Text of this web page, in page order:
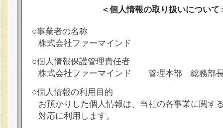
＜個人情報の取り扱いについて
○事業者の名称
株式会社ファーマインド
○個人情報保護管理責任者
株式会社ファーマインド 管理本部 総務部
○個人情報の利用目的
お預かりした個人情報は、当社の各事業に関す
対応に利用します。